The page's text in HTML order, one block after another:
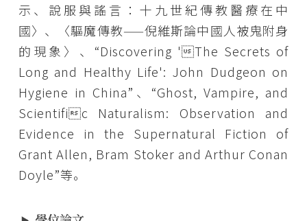
示、說服與謠言：十九世紀傳教醫療在中
國〉、〈驅魔傳教——倪維斯論中國人被鬼附身
的現象〉、“Discovering 'The Secrets of
Long and Healthy Life': John Dudgeon on
Hygiene in China”、“Ghost, Vampire, and
Scientific Naturalism: Observation and
Evidence in the Supernatural Fiction of
Grant Allen, Bram Stoker and Arthur Conan
Doyle”等。